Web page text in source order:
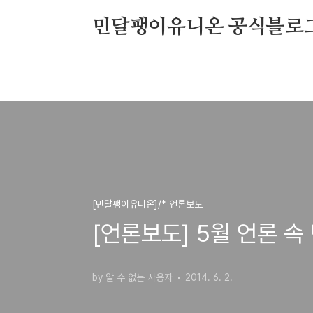
민달팽이유니온 공식블로
[민달팽이유니온]/* 언론보도
[언론보도] 5월 언론 속
by 알 수 없는 사용자 2014. 6. 2.